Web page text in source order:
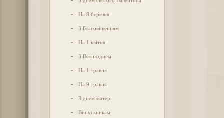
- На 8 березня
- З Благовіщенням
- На 1 квітня
- З Великоднем
- На 1 травня
- На 9 травня
- З днем матері
- Випускникам